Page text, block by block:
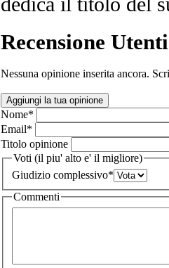
Recensione Utenti
Nessuna opinione inserita ancora.
Aggiungi la tua opinione
Nome*
Email*
Titolo opinione
Voti (il piu' alto e' il migliore)
Giudizio complessivo*
Commenti